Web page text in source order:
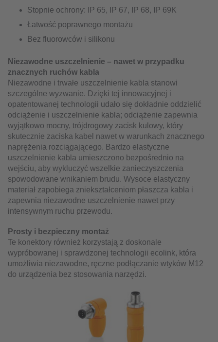
Stopnie ochrony: IP 65, IP 67, IP 68, IP 69K
Łatwość poprawnego montażu
Bez fluorowców i silikonu
Niezawodne uszczelnienie – nawet w przypadku
znacznych ruchów kabla
Niezawodne i trwałe uszczelnienie kabla stanowi
szczególne wyzwanie. Dzięki tej innowacyjnej i
opatentowanej technologii udało się dokładnie oddzielić
odciążenie i uszczelnienie kabla; odciążenie zapewnia
wyjątkowo mocny, trójdrogowy zacisk kulowy, który
skutecznie zaciska kabel nawet w warunkach znacznego
naprężenia rozciągającego. Bardzo elastyczne
uszczelnienie kabla umieszczono bezpośrednio na
wejściu, aby wykluczyć wszelkie zanieczyszczenia
spowodowane wnikaniem brudu. Wysoce elastyczny
materiał zapobiega zniekształceniom płaszcza kabla i
zapewnia niezawodne uszczelnienie nawet przy
intensywnym ruchu przewodu.
Prosty i bezpieczny montaż
Te konektory również korzystają z doskonale
wypróbowanej i sprawdzonej technologii ecolink, która
umożliwia niezawodne, ręczne podłączanie wtyków M12
do urządzenia bez stosowania narzędzi.